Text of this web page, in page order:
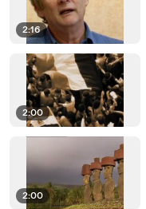
2:16
2:00
2:00